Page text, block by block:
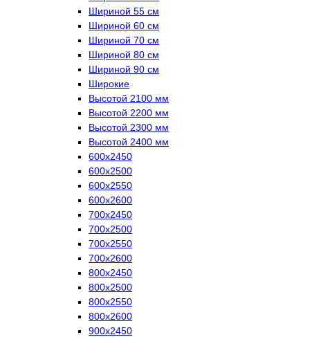
Шириной 55 см
Шириной 60 см
Шириной 70 см
Шириной 80 см
Шириной 90 см
Широкие
Высотой 2100 мм
Высотой 2200 мм
Высотой 2300 мм
Высотой 2400 мм
600х2450
600х2500
600х2550
600х2600
700х2450
700х2500
700х2550
700х2600
800х2450
800х2500
800х2550
800х2600
900х2450